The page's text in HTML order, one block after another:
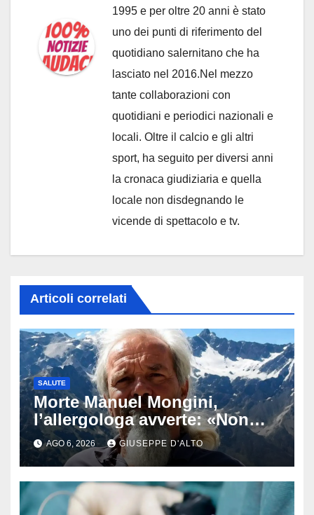
1995 e per oltre 20 anni è stato
uno dei punti di riferimento del
quotidiano salernitano che ha
lasciato nel 2016.Nel mezzo
tante collaborazioni con
quotidiani e periodici nazionali e
locali. Oltre il calcio e gli altri
sport, ha seguito per diversi anni
la cronaca giudiziaria e quella
locale non disdegnando le
vicende di spettacolo e tv.
Articoli correlati
SALUTE
Morte Manuel Mongini,
l’allergologa avverte: «Non
aspettate di sapere se siete
allergici»
AGO 6, 2026 GIUSEPPE D'ALTO